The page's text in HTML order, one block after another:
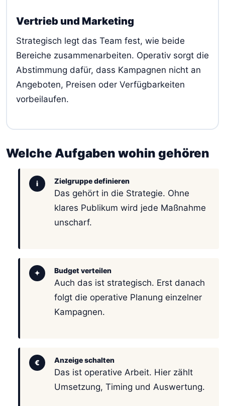
Vertrieb und Marketing
Strategisch legt das Team fest, wie beide
Bereiche zusammenarbeiten. Operativ sorgt die
Abstimmung dafür, dass Kampagnen nicht an
Angeboten, Preisen oder Verfügbarkeiten
vorbeilaufen.
Welche Aufgaben wohin gehören
i Zielgruppe definieren
Das gehört in die Strategie. Ohne
klares Publikum wird jede Maßnahme
unscharf.
✦ Budget verteilen
Auch das ist strategisch. Erst danach
folgt die operative Planung einzelner
Kampagnen.
€ Anzeige schalten
Das ist operative Arbeit. Hier zählt
Umsetzung, Timing und Auswertung.